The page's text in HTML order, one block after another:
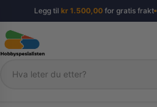
Legg til kr1.500,00for gratis frakt
Søk